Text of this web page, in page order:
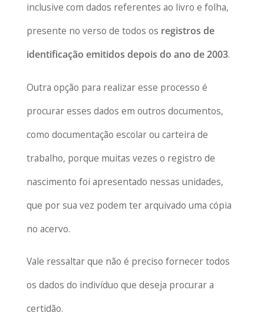
inclusive com dados referentes ao livro e folha,
presente no verso de todos os registros de
identificação emitidos depois do ano de 2003.
Outra opção para realizar esse processo é
procurar esses dados em outros documentos,
como documentação escolar ou carteira de
trabalho, porque muitas vezes o registro de
nascimento foi apresentado nessas unidades,
que por sua vez podem ter arquivado uma cópia
no acervo.
Vale ressaltar que não é preciso fornecer todos
os dados do indivíduo que deseja procurar a
certidão.